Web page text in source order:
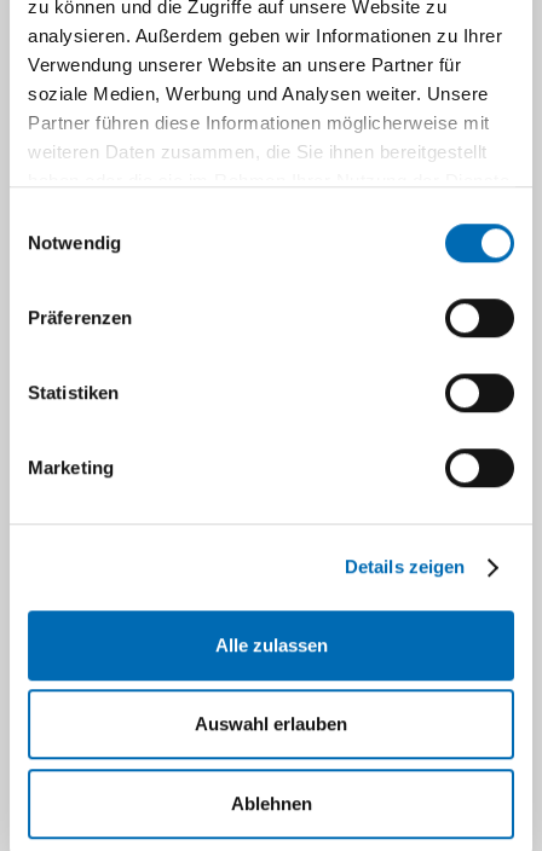
zu können und die Zugriffe auf unsere Website zu
analysieren. Außerdem geben wir Informationen zu Ihrer
Verwendung unserer Website an unsere Partner für
soziale Medien, Werbung und Analysen weiter. Unsere
Partner führen diese Informationen möglicherweise mit
weiteren Daten zusammen, die Sie ihnen bereitgestellt
Notwendig
Präferenzen
Statistiken
Marketing
Details zeigen
Alle zulassen
Auswahl erlauben
Ablehnen
Parasitologische Untersuchungen
Krankenhaushygienische Untersuchungen
Aktuelle Informationen für Einsender
Virologische Untersuchungen
Qualitätsmanagement
Klinische Indikation
(großer Leberegel) bei unklarer chronischer
Cholangitis, Cholestase, Ikterus, nach
Aufenthalt in (sub-)tropischen Ländern